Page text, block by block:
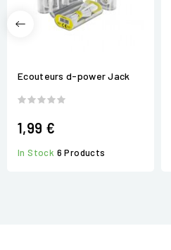
Ecouteurs d-power Jack
1,99 €
In Stock 6 Products